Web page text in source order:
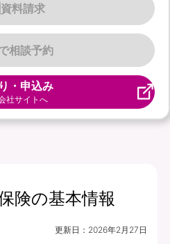
相談予約
資料請求
・申込み
社サイトへ
険の基本情報
更新日： 2026年2月27日